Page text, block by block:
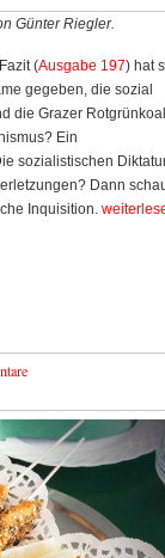
Günter Riegler.
(Ausgabe 197) hat
gegeben, die sozial
die Grazer
Ein
sozialistischen
Dann
Inquisition.